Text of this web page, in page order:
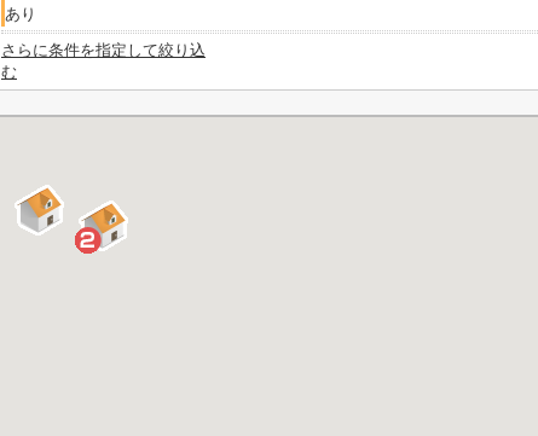
あり
さらに条件を指定して絞り込
む